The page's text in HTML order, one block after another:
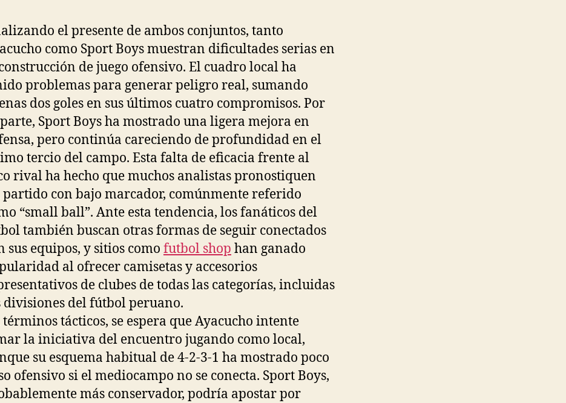
el presente de ambos conjuntos, tanto
como Sport Boys muestran dificultades serias en
de juego ofensivo. El cuadro local ha
problemas para generar peligro real, sumando
dos goles en sus últimos cuatro compromisos. Por
Sport Boys ha mostrado una ligera mejora en
pero continúa careciendo de profundidad en el
tercio del campo. Esta falta de eficacia frente al
rival ha hecho que muchos analistas pronostiquen
con bajo marcador, comúnmente referido
“small ball”. Ante esta tendencia, los fanáticos del
también buscan otras formas de seguir conectados
sus equipos, y sitios como futbol shop han ganado
al ofrecer camisetas y accesorios
de clubes de todas las categorías, incluidas
divisiones del fútbol peruano.
términos tácticos, se espera que Ayacucho intente
la iniciativa del encuentro jugando como local,
su esquema habitual de 4-2-3-1 ha mostrado poco
ofensivo si el mediocampo no se conecta. Sport Boys,
más conservador, podría apostar por